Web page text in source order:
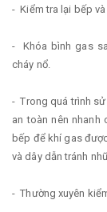
- Kiểm tra lại bếp
- Khóa bình gas
cháy nổ.
- Trong quá trình
an toàn nên
bếp để khí gas
và dây dẫn tránh
- Thường xuyên